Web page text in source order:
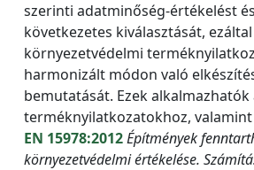
szerinti adatminőség-értékelést
következetes kiválasztását,
környezetvédelmi
harmonizált módon való
bemutatását. Ezek
terméknyilatkozatokhoz,
EN 15978:2012Építmények
környezetvédelmi értékelése.